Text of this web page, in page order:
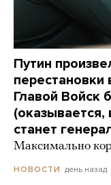
Путин
Главой Войск
станет
Максимально
НОВОСТИ день назад